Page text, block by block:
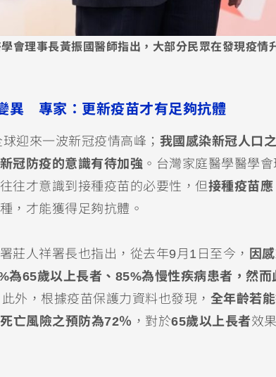
會理事長黃振國醫師指出，大部分民眾在發現疫情
異 專家：更新疫苗才有足夠抗體
迎來一波新冠疫情高峰； 我國感染新冠人口
冠防疫的意識有待加強 。台灣家庭醫學醫學
往才意識到接種疫苗的必要性，但接種疫苗應
，才能獲得足夠抗體。
莊人祥署長也指出，從去年9月1日至今， 因
為65歲以上長者、85%為慢性疾病患者，然
此外，根據疫苗保護力資料也發現， 全年齡若
亡風險之預防為72％ ，對於65歲以上長者效